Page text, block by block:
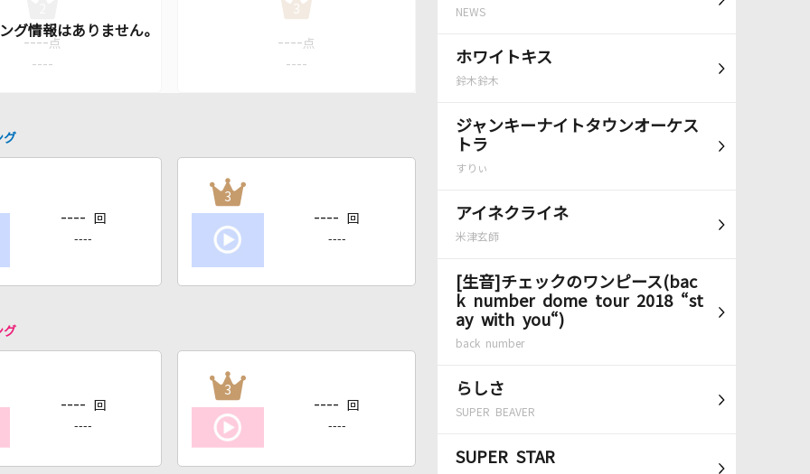
NEWS
ホワイトキス
鈴木鈴木
ジャンキーナイトタウンオーケス
トラ
すりぃ
アイネクライネ
米津玄師
[生音]チェックのワンピース(bac
k number dome tour 2018 “st
ay with you“)
back number
らしさ
SUPER BEAVER
SUPER STAR
---- 点
----
3
---- 点
----
グ
---- 回
----
3
---- 回
----
グ
---- 回
----
3
---- 回
----